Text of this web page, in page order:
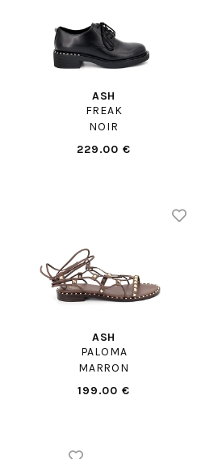
ASH
FREAK
NOIR
229.00 €
ASH
PALOMA
MARRON
199.00 €